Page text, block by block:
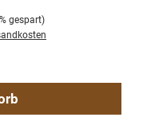
gespart)